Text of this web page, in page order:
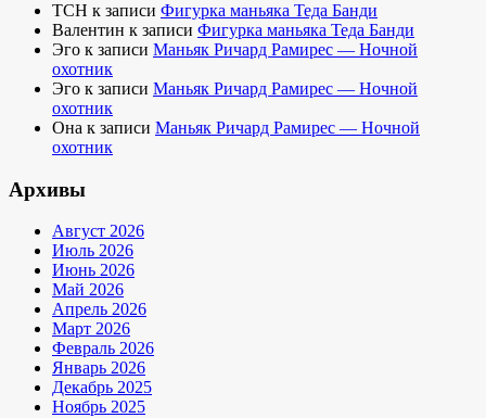
TCH к записи Фигурка маньяка Теда Банди
Валентин к записи Фигурка маньяка Теда Банди
Эго к записи Маньяк Ричард Рамирес — Ночной
охотник
Эго к записи Маньяк Ричард Рамирес — Ночной
охотник
Она к записи Маньяк Ричард Рамирес — Ночной
охотник
Архивы
Август 2026
Июль 2026
Июнь 2026
Май 2026
Апрель 2026
Март 2026
Февраль 2026
Январь 2026
Декабрь 2025
Ноябрь 2025